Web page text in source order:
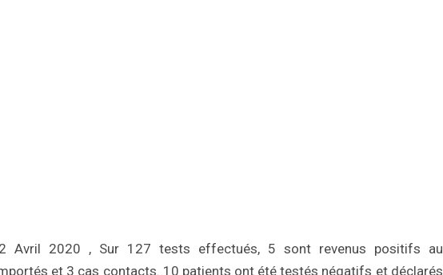
2 Avril 2020 , Sur 127 tests effectués, 5 sont revenus positifs au
et 3 cas contacts. 10 patients ont été testés négatifs et déclarés